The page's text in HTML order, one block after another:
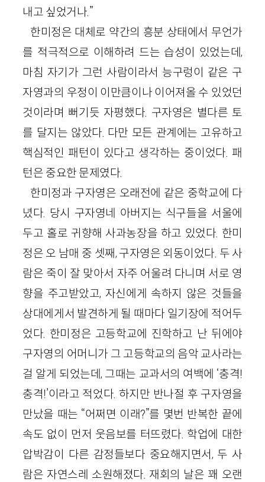
내고 싶었거나.”
한미정은 대체로 약간의 흥분 상태에서 무언가
를 적극적으로 이해하려 드는 습성이 있었는데,
마침 자기가 그런 사람이라서 능구렁이 같은 구
자영과의 우정이 이만큼이나 이어져올 수 있었던
것이라며 뻐기듯 자평했다. 구자영은 별다른 토
를 달지는 않았다. 다만 모든 관계에는 고유하고
핵심적인 패턴이 있다고 생각하는 중이었다. 패
턴은 중요한 문제였다.
한미정과 구자영은 오래전에 같은 중학교에 다
녔다. 당시 구자영네 아버지는 식구들을 서울에
두고 홀로 귀향해 사과농장을 하고 있었다. 한미
정은 오 남매 중 셋째, 구자영은 외동이었다. 두 사
람은 죽이 잘 맞아서 자주 어울려 다니며 서로 영
향을 주고받았고, 자신에게 속하지 않은 것들을
상대에게서 발견하게 될 때마다 일기장에 적어두
었다. 한미정은 고등학교에 진학하고 난 뒤에야
구자영의 어머니가 그 고등학교의 음악 교사라는
걸 알게 되었는데, 그때는 교과서의 여백에 ‘충격!
충격!’이라고 적었다. 하지만 반나절 후 구자영을
만났을 때는 “어쩌면 이래?”를 몇번 반복한 끝에
속도 없이 먼저 웃음보를 터뜨렸다. 학업에 대한
압박감이 다른 감정들보다 중요해지면서, 두 사
람은 자연스레 소원해졌다. 재회의 날은 꽤 오랜